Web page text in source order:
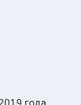
года